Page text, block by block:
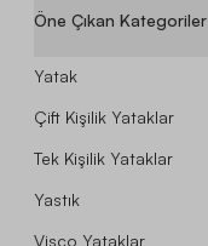
Öne Çıkan Kategoriler
Yatak
Çift Kişilik Yataklar
Tek Kişilik Yataklar
Yastık
Visco Yataklar